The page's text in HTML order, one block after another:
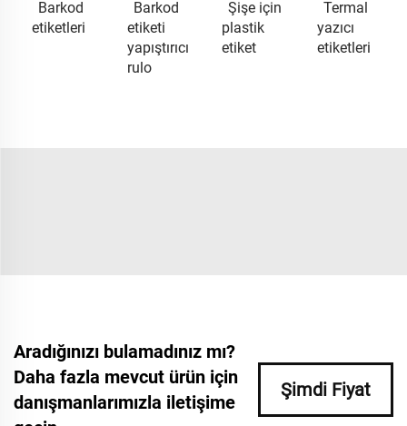
Barkod
etiketleri
Barkod
etiketi
yapıştırıcı
rulo
Şişe için
plastik
etiket
Termal
yazıcı
etiketleri
Aradığınızı bulamadınız mı?
Daha fazla mevcut ürün için
danışmanlarımızla iletişime
Şimdi Fiyat